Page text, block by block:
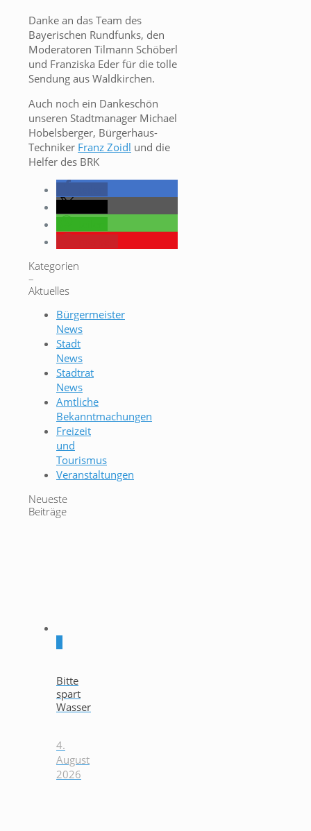
Danke an das Team des
Bayerischen Rundfunks, den
Moderatoren Tilmann Schöberl
und Franziska Eder für die tolle
Sendung aus Waldkirchen.
Auch noch ein Dankeschön
unseren Stadtmanager Michael
Hobelsberger, Bürgerhaus-
Techniker Franz Zoidl und die
Helfer des BRK
Kategorien
–
Aktuelles
Bürgermeister
News
Stadt
News
Stadtrat
News
Amtliche
Bekanntmachungen
Freizeit
und
Tourismus
Veranstaltungen
Neueste
Beiträge
Bitte
spart
Wasser
4.
August
2026